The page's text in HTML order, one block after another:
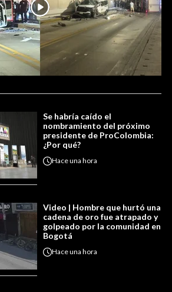
Se habría caído el
nombramiento del próximo
presidente de ProColombia:
¿Por qué?
Haceuna hora
Video | Hombre que hurtó una
cadena de oro fue atrapado y
golpeado por la comunidad en
Bogotá
Haceuna hora